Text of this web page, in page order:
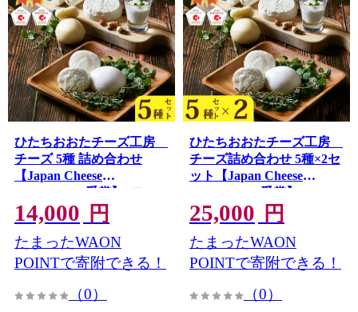
ひたちおおたチーズ工房
チーズ 5種 詰め合わせ
【Japan Cheese
Awards2024 受賞】 (モッ
ツァレラ・カチョカヴァッ
ロ・ストリング・ハード・
フロマージュブラン )
14,000 円
たまったWAON
POINTで寄附できる！
（0）
ひたちおおたチーズ工房
チーズ詰め合わせ 5種×2セ
ット【Japan Cheese
Awards2024 受賞】
25,000 円
たまったWAON
POINTで寄附できる！
（0）